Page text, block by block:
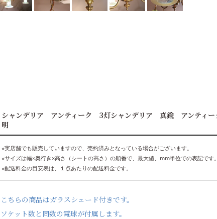
シャンデリア アンティーク 3灯シャンデリア 真鍮 アンティ
明
※実店舗でも販売していますので、売約済みとなっている場合がございます。
※サイズは幅×奥行き×高さ（シートの高さ）の順番で、最大値、mm単位での表記です。
※配送料金の目安表は、１点あたりの配送料金です。
こちらの商品はガラスシェード付きです。
ソケット数と同数の電球が付属します。